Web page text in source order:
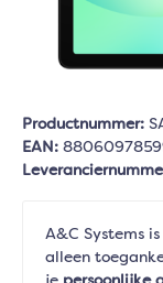
Productnummer:
EAN:
A&C Systems
alleen